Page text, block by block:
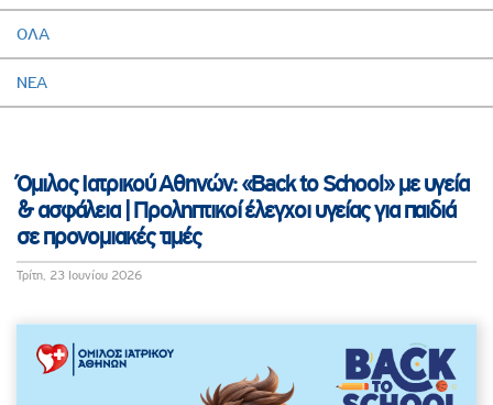
ΟΛΑ
ΝΕΑ
Όμιλος Ιατρικού Αθηνών: «Back to School» με υγεία
& ασφάλεια | Προληπτικοί έλεγχοι υγείας για παιδιά
σε προνομιακές τιμές
Τρίτη, 23 Ιουνίου 2026